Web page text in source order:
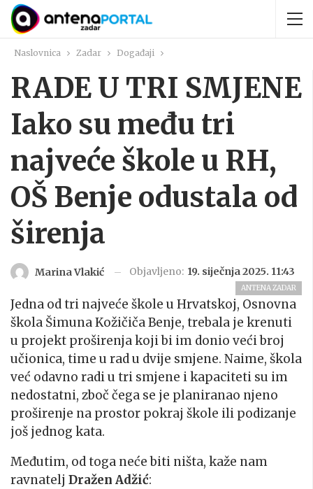
Naslovnica Zadar Događaji
RADE U TRI SMJENE
Iako su među tri
najveće škole u RH,
OŠ Benje odustala od
širenja
Marina Vlakić Objavljeno: 19. siječnja 2025. 11:43
ANTENA ZADAR
Jedna od tri najveće škole u Hrvatskoj, Osnovna
škola Šimuna Kožičiča Benje, trebala je krenuti
u projekt proširenja koji bi im donio veći broj
učionica, time u rad u dvije smjene. Naime, škola
već odavno radi u tri smjene i kapaciteti su im
nedostatni, zboč čega se je planiranao njeno
proširenje na prostor pokraj škole ili podizanje
još jednog kata.
Međutim, od toga neće biti ništa, kaže nam
ravnatelj Dražen Adžić: